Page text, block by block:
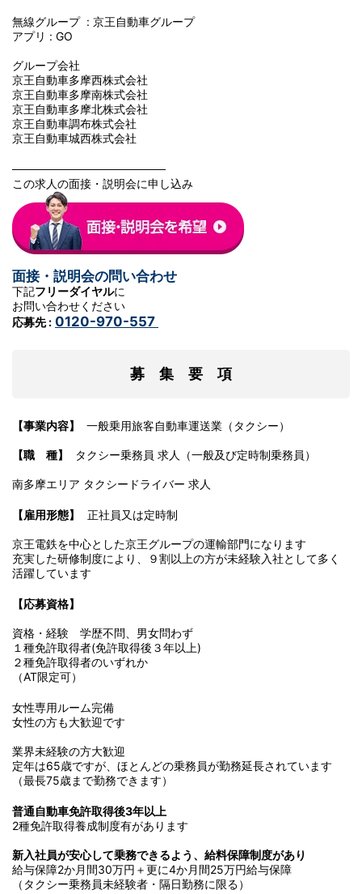
無線グループ : 京王自動車グループ
アプリ : GO
グループ会社
京王自動車多摩西株式会社
京王自動車多摩南株式会社
京王自動車多摩北株式会社
京王自動車調布株式会社
京王自動車城西株式会社
───────────────────
この求人の面接・説明会に申し込み
面接・説明会の問い合わせ
下記フリーダイヤルに
お問い合わせください
応募先 : 0120-970-557
募 集 要 項
【事業内容】 一般乗用旅客自動車運送業（タクシー）
【職 種】 タクシー乗務員 求人（一般及び定時制乗務員）
南多摩エリア タクシードライバー 求人
【雇用形態】 正社員又は定時制
京王電鉄を中心とした京王グループの運輸部門になります
充実した研修制度により、９割以上の方が未経験入社として多く
活躍しています
【応募資格】
資格・経験
学歴不問、男女問わず
１種免許取得者(免許取得後３年以上)
２種免許取得者のいずれか
（AT限定可）
女性専用ルーム完備
女性の方も大歓迎です
業界未経験の方大歓迎
定年は65歳ですが、ほとんどの乗務員が勤務延長されています
（最長75歳まで勤務できます）
普通自動車免許取得後3年以上
2種免許取得養成制度有があります
新入社員が安心して乗務できるよう、給料保障制度があり
給与保障2か月間30万円＋更に4か月間25万円給与保障
（タクシー乗務員未経験者・隔日勤務に限る）